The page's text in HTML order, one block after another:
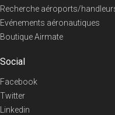
Recherche aéroports/
Evénements aéronautiques
Boutique Airmate
Social
Facebook
Twitter
Linkedin